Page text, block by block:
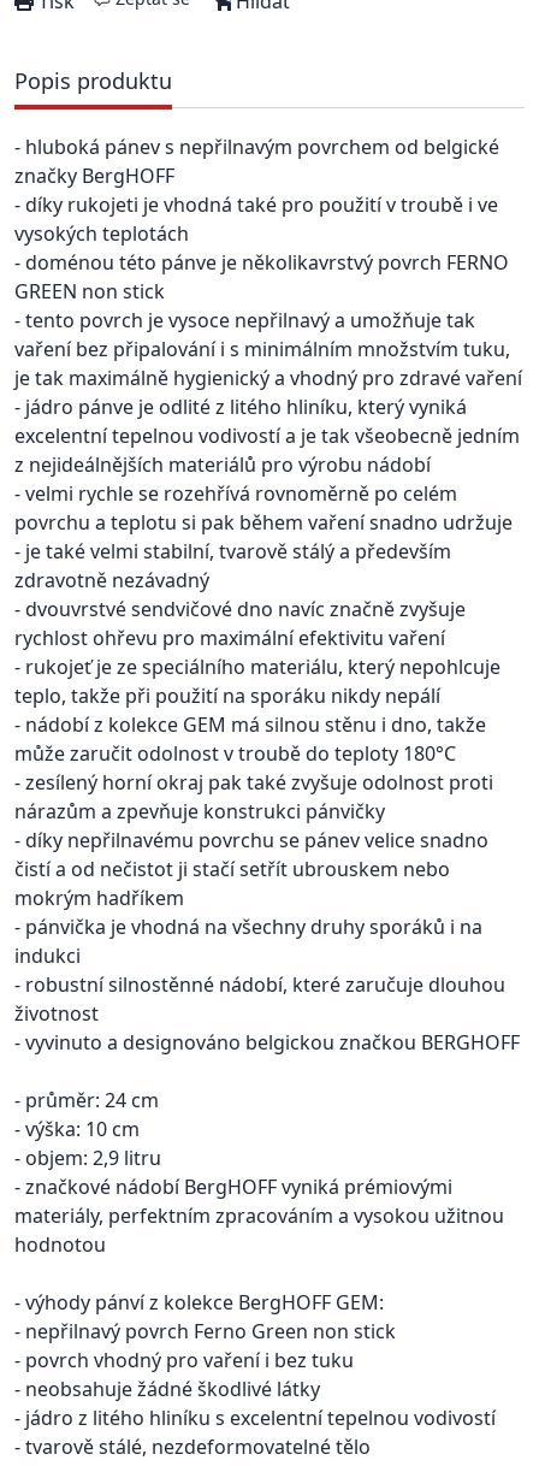
Popis produktu
- hluboká pánev s nepřilnavým povrchem od belgické
značky BergHOFF
- díky rukojeti je vhodná také pro použití v troubě i ve
vysokých teplotách
- doménou této pánve je několikavrstvý povrch FERNO
GREEN non stick
- tento povrch je vysoce nepřilnavý a umožňuje tak
vaření bez připalování i s minimálním množstvím tuku,
je tak maximálně hygienický a vhodný pro zdravé vaření
- jádro pánve je odlité z litého hliníku, který vyniká
excelentní tepelnou vodivostí a je tak všeobecně jedním
z nejideálnějších materiálů pro výrobu nádobí
- velmi rychle se rozehřívá rovnoměrně po celém
povrchu a teplotu si pak během vaření snadno udržuje
- je také velmi stabilní, tvarově stálý a především
zdravotně nezávadný
- dvouvrstvé sendvičové dno navíc značně zvyšuje
rychlost ohřevu pro maximální efektivitu vaření
- rukojeť je ze speciálního materiálu, který nepohlcuje
teplo, takže při použití na sporáku nikdy nepálí
- nádobí z kolekce GEM má silnou stěnu i dno, takže
může zaručit odolnost v troubě do teploty 180°C
- zesílený horní okraj pak také zvyšuje odolnost proti
nárazům a zpevňuje konstrukci pánvičky
- díky nepřilnavému povrchu se pánev velice snadno
čistí a od nečistot ji stačí setřít ubrouskem nebo
mokrým hadříkem
- pánvička je vhodná na všechny druhy sporáků i na
indukci
- robustní silnostěnné nádobí, které zaručuje dlouhou
životnost
- vyvinuto a designováno belgickou značkou BERGHOFF
- průměr: 24 cm
- výška: 10 cm
- objem: 2,9 litru
- značkové nádobí BergHOFF vyniká prémiovými
materiály, perfektním zpracováním a vysokou užitnou
hodnotou
- výhody pánví z kolekce BergHOFF GEM:
- nepřilnavý povrch Ferno Green non stick
- povrch vhodný pro vaření i bez tuku
- neobsahuje žádné škodlivé látky
- jádro z litého hliníku s excelentní tepelnou vodivostí
- tvarově stálé, nezdeformovatelné tělo